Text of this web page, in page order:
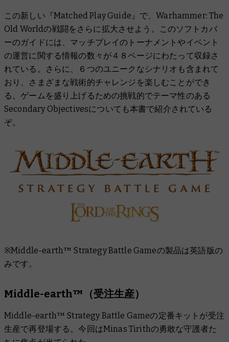
この新しい『Matched Play Guide』で、Warhammer: The
Old Worldの戦闘をさらに拡大させよう。このソフトカバ
ーのガイドには、マッチプレイのトーナメントやイベント
の運営に関する情報の数々が４８ページにわたって収録さ
れている。さらに、６つのユニークなシナリオも含まれて
おり、さまざまな戦術的チャレンジを楽しむことができ
る。ゲームを盛り上げるための挑戦的でテーマ性のある
Secondary Objectivesについても本書で紹介されている
ぞ。
※Middle-earth™ Strategy Battle Gameの製品は英語版の
みです。
Middle-earth™ （受注生産）
Middle-earth™ Strategy Battle Gameの定番キットが受注
生産で再登場する。今回はMinas Tirithの勇敢な守護者た